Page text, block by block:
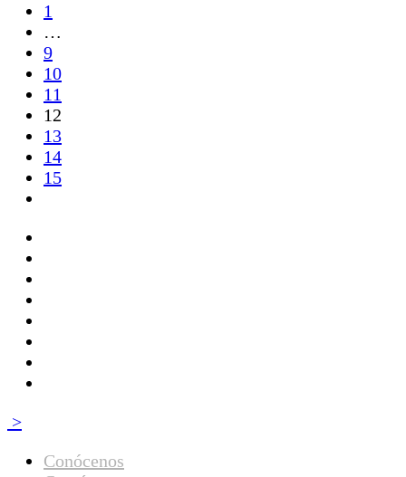
1
…
9
10
11
12
13
14
15
>
Conócenos